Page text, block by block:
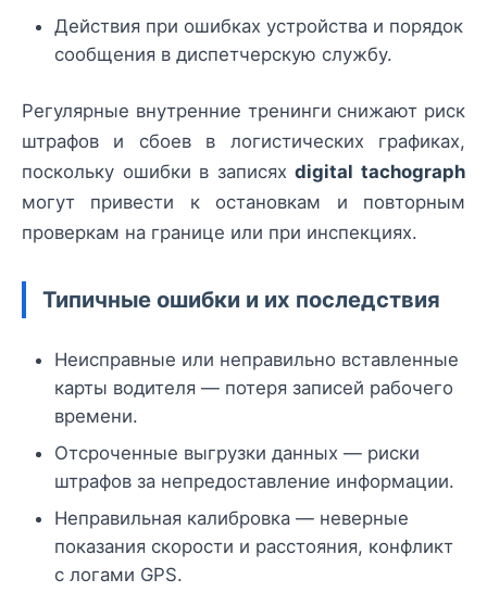
Действия при ошибках устройства и порядок
сообщения в диспетчерскую службу.
Регулярные внутренние тренинги снижают риск
штрафов и сбоев в логистических графиках,
поскольку ошибки в записяхdigital tachograph
могут привести к остановкам и повторным
проверкам на границе или при инспекциях.
Типичные ошибки и их последствия
Неисправные или неправильно вставленные
карты водителя — потеря записей рабочего
времени.
Отсроченные выгрузки данных — риски
штрафов за непредоставление информации.
Неправильная калибровка — неверные
показания скорости и расстояния, конфликт
с логами GPS.